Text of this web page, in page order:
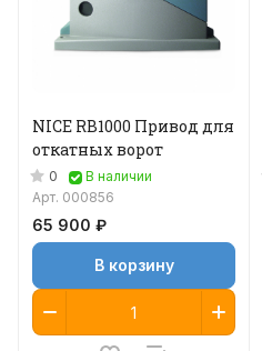
NICE RB1000 Привод для
откатных ворот
0
В наличии
Арт. 000856
65 900 ₽
В корзину